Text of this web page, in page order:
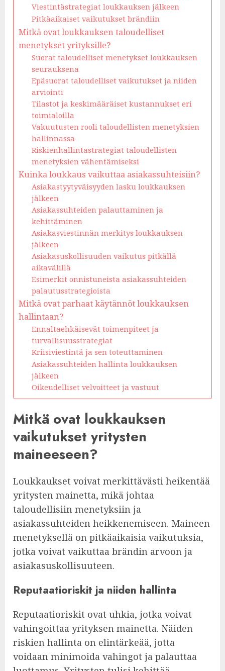
Viestintästrategiat loukkauksen jälkeen
Pitkäaikaiset vaikutukset brändiin
Mitkä ovat loukkauksen taloudelliset
menetykset yrityksille?
Suorat taloudelliset menetykset loukkauksen
seurauksena
Epäsuorat taloudelliset vaikutukset ja niiden
arviointi
Tilastot ja keskimääräiset kustannukset eri
toimialoilla
Vakuutusten rooli taloudellisten menetyksien
hallinnassa
Riskienhallintastrategiat taloudellisten
menetyksien vähentämiseksi
Kuinka loukkaus vaikuttaa asiakassuhteisiin?
Asiakastyytyväisyyden lasku loukkauksen
jälkeen
Asiakassuhteiden palauttaminen ja
kehittäminen
Asiakasviestinnän merkitys loukkauksen
jälkeen
Asiakasuskollisuuden vaikutus pitkällä
aikavälillä
Esimerkit onnistuneista asiakassuhteiden
palautusstrategioista
Mitkä ovat parhaat käytännöt loukkauksen
hallintaan?
Ennaltaehkäisevät toimenpiteet ja
turvallisuusstrategiat
Kriisiviestintä ja sen toteuttaminen
Asiakassuhteiden hallinta loukkauksen
jälkeen
Oikeudelliset velvoitteet ja vastuut
Mitkä ovat loukkauksen
vaikutukset yritysten
maineeseen?
Loukkaukset voivat merkittävästi heikentää
yritysten mainetta, mikä johtaa
taloudellisiin menetyksiin ja
asiakassuhteiden heikkenemiseen. Maineen
menetyksellä on pitkäaikaisia vaikutuksia,
jotka voivat vaikuttaa brändin arvoon ja
asiakasuskollisuuteen.
Reputaatioriskit ja niiden hallinta
Reputaatioriskit ovat uhkia, jotka voivat
vahingoittaa yrityksen mainetta. Näiden
riskien hallinta on elintärkeää, jotta
voidaan minimoida vahingot ja palauttaa